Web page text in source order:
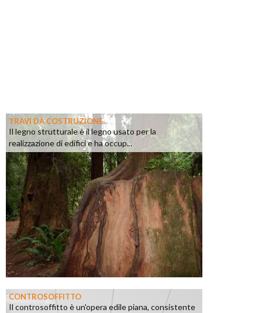
TRAVI DA COSTRUZIONE
Il legno strutturale è il legno usato per la
realizzazione di edifici e ha occup...
CONTROSOFFITTO
Il controsoffitto è un'opera edile piana, consistente